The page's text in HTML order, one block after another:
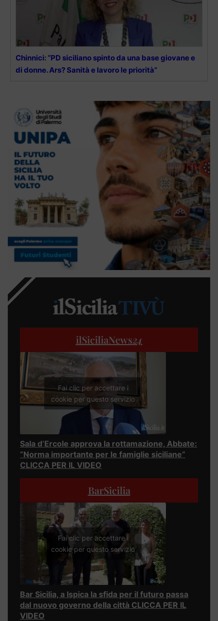
Chinnici: “PD siciliano spinto da una base giovane e
di donne. Ars? Sanità e lavoro le priorità”
ilSiciliaNews24
Fai clic per accettare i
cookie per questo servizio
Sala d’Ercole approva la rottamazione, Abbate:
“Norma importante per le famiglie siciliane”
CLICCA PER IL VIDEO
BarSicilia
Fai clic per accettare i
cookie per questo servizio
Bar Sicilia, a Ispica la sfida per il futuro passa
dal nuovo governo della città CLICCA PER IL
VIDEO